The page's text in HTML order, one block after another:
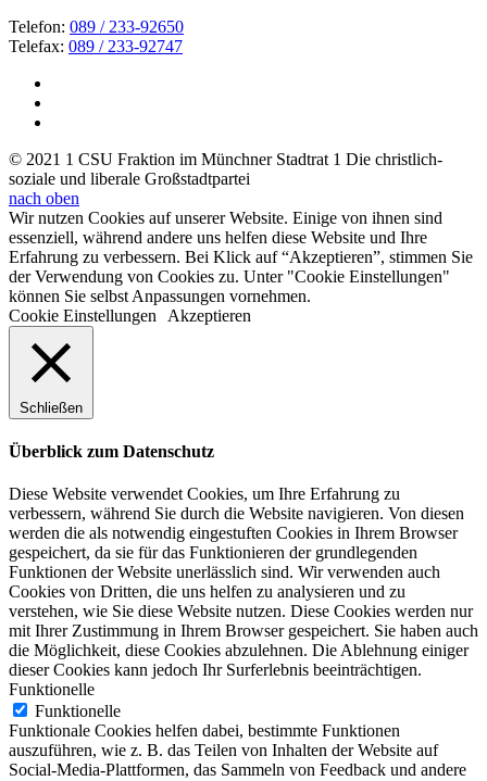
Telefon: 089 / 233-92650
Telefax: 089 / 233-92747
© 2021 1 CSU Fraktion im Münchner Stadtrat 1 Die christlich-
soziale und liberale Großstadtpartei
nach oben
Wir nutzen Cookies auf unserer Website. Einige von ihnen sind
essenziell, während andere uns helfen diese Website und Ihre
Erfahrung zu verbessern. Bei Klick auf “Akzeptieren”, stimmen Sie
der Verwendung von Cookies zu. Unter "Cookie Einstellungen"
können Sie selbst Anpassungen vornehmen.
Cookie Einstellungen
Akzeptieren
Schließen
Überblick zum Datenschutz
Diese Website verwendet Cookies, um Ihre Erfahrung zu
verbessern, während Sie durch die Website navigieren. Von diesen
werden die als notwendig eingestuften Cookies in Ihrem Browser
gespeichert, da sie für das Funktionieren der grundlegenden
Funktionen der Website unerlässlich sind. Wir verwenden auch
Cookies von Dritten, die uns helfen zu analysieren und zu
verstehen, wie Sie diese Website nutzen. Diese Cookies werden nur
mit Ihrer Zustimmung in Ihrem Browser gespeichert. Sie haben auch
die Möglichkeit, diese Cookies abzulehnen. Die Ablehnung einiger
dieser Cookies kann jedoch Ihr Surferlebnis beeinträchtigen.
Funktionelle
Funktionelle
Funktionale Cookies helfen dabei, bestimmte Funktionen
auszuführen, wie z. B. das Teilen von Inhalten der Website auf
Social-Media-Plattformen, das Sammeln von Feedback und andere